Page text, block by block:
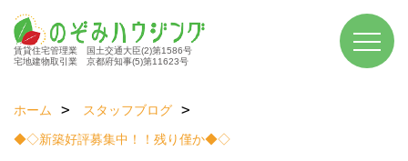
賃貸住宅管理業 国土交通大臣(2)第1586号
宅地建物取引業 京都府知事(5)第11623号
ホーム
スタッフブログ
◆◇新築好評募集中！！残り僅か◆◇